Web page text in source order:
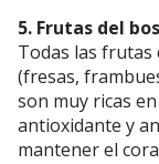
5. Frutas del
Todas las
(fresas,
son muy ricas
antioxidante y
mantener el